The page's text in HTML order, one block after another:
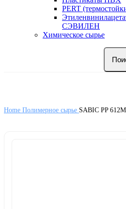
PERT
СЭВИЛЕН
Химическое сырье
Home Полимерное сырье SABIC PP